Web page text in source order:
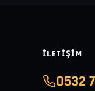
İLETIŞIM
0532